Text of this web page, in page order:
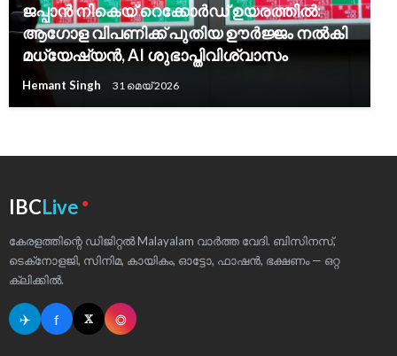
ജപ്പാൻ നികെയ് റെക്കോർഡ് ഉയരത്തിൽ:
ആഗോള വിപണിക്ക് പുതിയ ഊർജ്ജം നൽകി
മധ്യേഷ്യൻ, AI ശുഭാപ്തിവിശ്വാസം
Hemant Singh 31 മെയ്‌ 2026
IBCLive ●
കേരളത്തിന്റെ ഡിജിറ്റൽ Malayalam വാർത്ത വേദി. ബിസിനസ്,
ടെക്‌നോളജി, സിനിമ, കായികം, ഓട്ടോ, ഫാഷൻ, ഭക്ഷണം — ഒറ്റ
ക്ലിക്കിൽ.
✈ f 𝕏 ◎